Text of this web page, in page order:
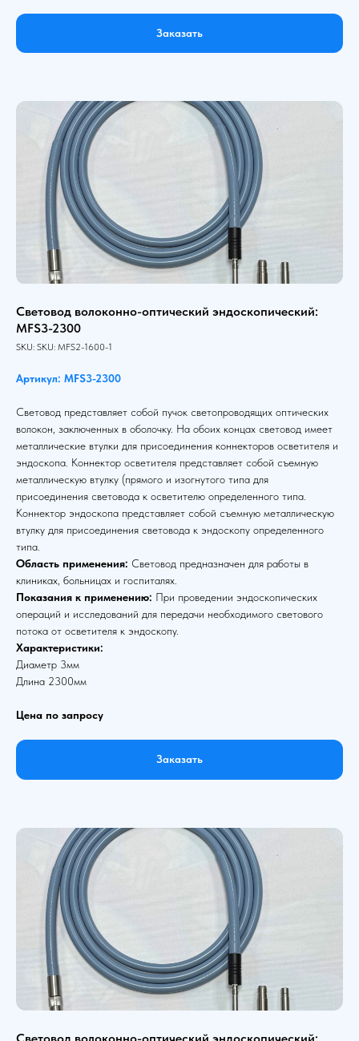
Заказать
Световод волоконно-оптический эндоскопический:
MFS3-2300
SKU: SKU: MFS2-1600-1
Артикул: MFS3-2300
Световод представляет собой пучок светопроводящих оптических
волокон, заключенных в оболочку. На обоих концах световод имеет
металлические втулки для присоединения коннекторов осветителя и
эндоскопа. Коннектор осветителя представляет собой съемную
металлическую втулку (прямого и изогнутого типа для
присоединения световода к осветителю определенного типа.
Коннектор эндоскопа представляет собой съемную металлическую
втулку для присоединения световода к эндоскопу определенного
типа.
Область применения: Световод предназначен для работы в
клиниках, больницах и госпиталях.
Показания к применению: При проведении эндоскопических
операций и исследований для передачи необходимого светового
потока от осветителя к эндоскопу.
Характеристики:
Диаметр 3мм
Длина 2300мм
Цена по запросу
Заказать
Световод волоконно-оптический эндоскопический: